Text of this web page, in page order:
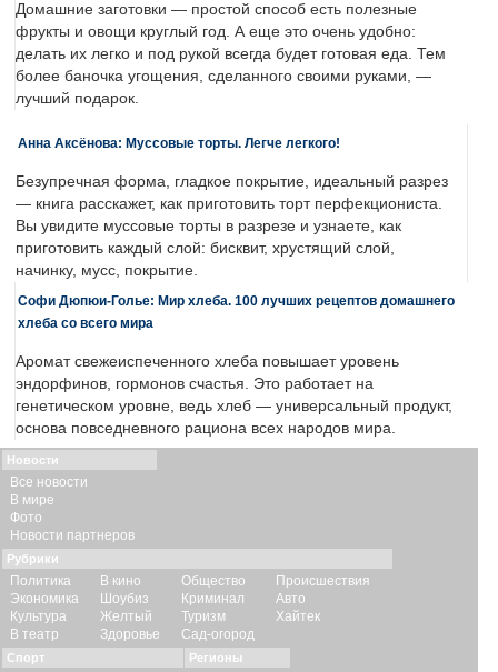
Домашние заготовки — простой способ есть полезные
фрукты и овощи круглый год. А еще это очень удобно:
делать их легко и под рукой всегда будет готовая еда. Тем
более баночка угощения, сделанного своими руками, —
лучший подарок.
Анна Аксёнова: Муссовые торты. Легче легкого!
Безупречная форма, гладкое покрытие, идеальный разрез
— книга расскажет, как приготовить торт перфекциониста.
Вы увидите муссовые торты в разрезе и узнаете, как
приготовить каждый слой: бисквит, хрустящий слой,
начинку, мусс, покрытие.
Софи Дюпюи-Голье: Мир хлеба. 100 лучших рецептов домашнего
хлеба со всего мира
Аромат свежеиспеченного хлеба повышает уровень
эндорфинов, гормонов счастья. Это работает на
генетическом уровне, ведь хлеб — универсальный продукт,
основа повседневного рациона всех народов мира.
Новости
Все новости
В мире
Фото
Новости партнеров
Рубрики
Политика
Экономика
Культура
В театр
В кино
Шоубиз
Желтый
Здоровье
Общество
Криминал
Туризм
Сад-огород
Происшествия
Авто
Хайтек
Спорт Регионы